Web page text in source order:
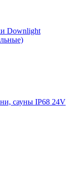
Downlight
сауны IP68 24V